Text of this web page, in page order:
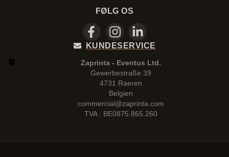
FØLG OS
KUNDESERVICE
Zaprinta - Eventus Ltd.
Gewerbestraße 39
4731 Raeren
Belgien
commercial@zaprinta.com
TVA : BE0875.865.260